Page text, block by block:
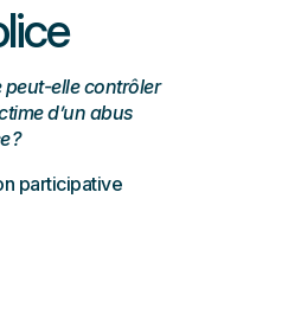
elle contrôler
d’un abus
?
participative